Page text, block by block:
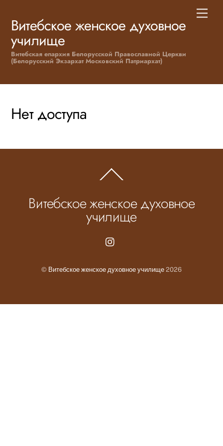
content
Витебское женское духовное
училище
Витебская епархия Белорусской Православной Церкви
(Белорусский Экзархат Московский Патриархат)
Нет доступа
To
Витебское женское духовное
училище
© Витебское женское духовное училище 2026